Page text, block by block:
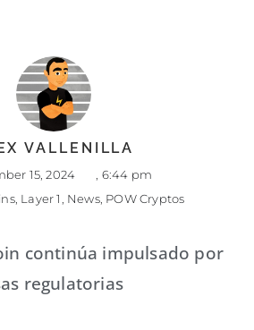
VALLENILLA
15, 2024
6:44 pm
, Layer 1 News, POW Cryptos
continúa impulsado por
regulatorias